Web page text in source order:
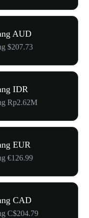
AUD
$207.73
IDR
Rp2.62M
EUR
€126.99
CAD
C$204.79